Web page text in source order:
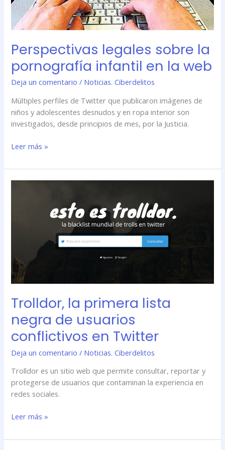
Perspectivas legales sobre la
pornografía infantil en la web
Deja un comentario / Noticias. Ciberdelitos
Múltiples perfiles de Twitter que publicaron imágenes de
niños y adolescentes desnudos y en ropa interior son
investigados, desde principios de mes, por la Justicia.
Leer más »
Trolldor, la primera lista
negra de usuarios
conflictivos en Twitter
Deja un comentario / Noticias. Ciberdelitos
Trolldor es un sitio web que permite consultar, reportar y
protegerse de usuarios que contaminan la experiencia en
redes sociales.
usuarios
conflictivos
en
Leer más »